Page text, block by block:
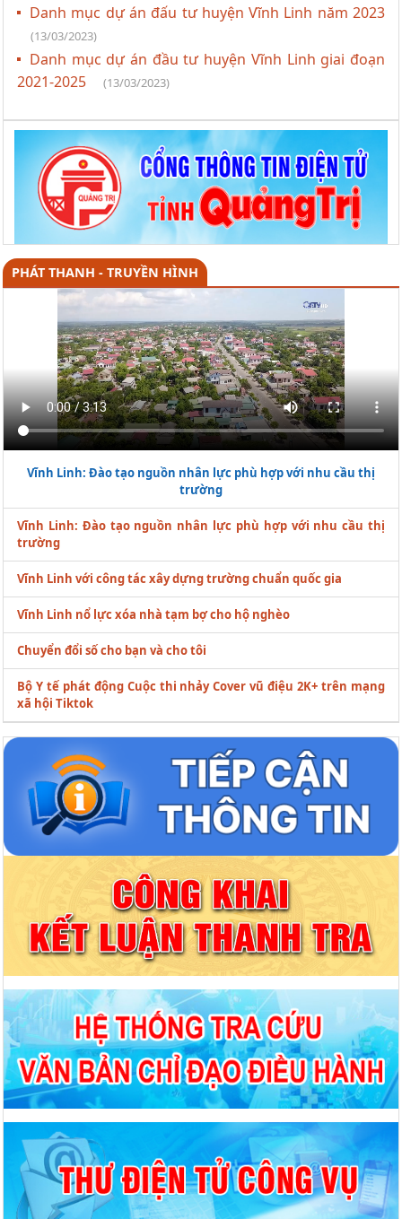
Danh mục dự án đấu tư huyện Vĩnh Linh năm 2023
(13/03/2023)
Danh mục dự án đầu tư huyện Vĩnh Linh giai đoạn
2021-2025
(13/03/2023)
PHÁT THANH - TRUYỀN HÌNH
Vĩnh Linh: Đào tạo nguồn nhân lực phù hợp với nhu cầu thị
trường
Vĩnh Linh: Đào tạo nguồn nhân lực phù hợp với nhu cầu thị
trường
Vĩnh Linh với công tác xây dựng trường chuẩn quốc gia
Vĩnh Linh nổ lực xóa nhà tạm bợ cho hộ nghèo
Chuyển đổi số cho bạn và cho tôi
Bộ Y tế phát động Cuộc thi nhảy Cover vũ điệu 2K+ trên mạng
xã hội Tiktok